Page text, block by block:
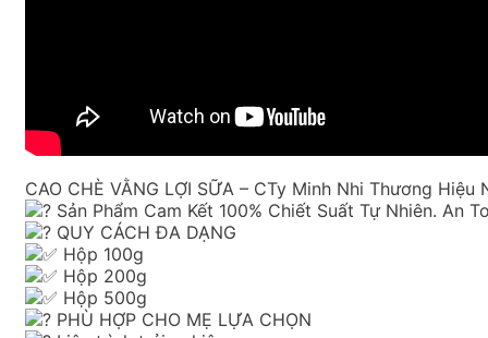
CAO CHÈ VẰNG LỢI SỮA – CTy Minh Nhi Thương
Sản Phẩm Cam Kết 100% Chiết Suất Tự Nhiên. An
QUY CÁCH ĐA DẠNG
Hộp 100g
Hộp 200g
Hộp 500g
PHÙ HỢP CHO MẸ LỰA CHỌN